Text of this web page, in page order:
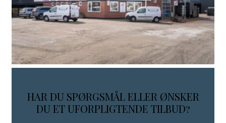
HAR DU SPØRGSMÅL ELLER ØNSKER
DU ET UFORPLIGTENDE TILBUD?